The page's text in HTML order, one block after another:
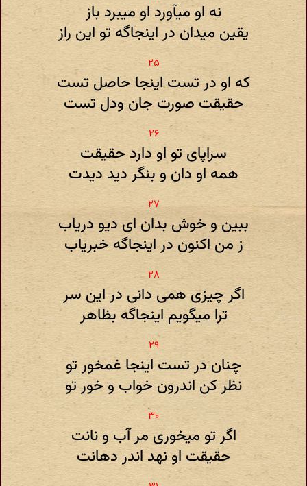
نه او میآورد او میبرد باز
یقین میدان در اینجاگه تو این راز
که او در تست اینجا حاصل تست
حقیقت صورت جان ودل تست
سراپای تو او دارد حقیقت
همه او دان و بنگر دید دیدت
ببین و خوش بدان ای دیو دریاب
ز من اکنون در اینجاگه خبریاب
اگر چیزی همی دانی در این سر
ترا میگویم اینجاگه بظاهر
چنان در تست اینجا غمخور تو
نظر کن اندرون خواب و خور تو
اگر تو میخوری مر آب و نانت
حقیقت او نهد اندر دهانت